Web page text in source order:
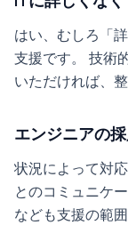
はい、むしろ「
支援です。 技術
いただければ、
エンジニアの
状況によって対
とのコミュニケ
なども支援の範